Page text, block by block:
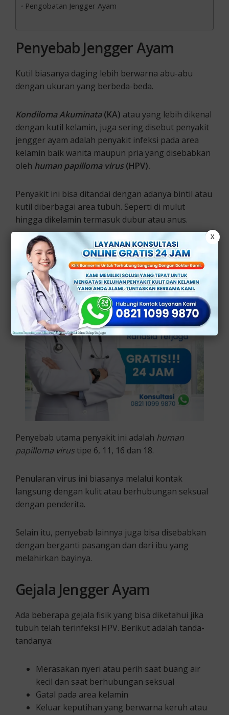
Pengobatan Jengger Ayam
Penyebab Jengger Ayam
Kutil biasanya daging lebih berwarna abu-abu
dengan ukuran yang berbeda-beda.
Kondiloma Akuminata(KA) atau yang lebih dikenal
dengan kutil kelamin, juga sering disebut penyakit
jengger ayam adalah penyakit infeksi pada area
kelamin baik wanita maupun pria yang disebabkan
oleh human papilloma virus(HPV).
Penyakit ini bisa ditandai dengan adanya bintil atau
kutil diberbagai area tubuh. Seperti di mulut
hingga dikelamin termasuk dubur atau anus.
Penyebab utama penyakit ini adalah human
papilloma virus tipe 6, 11, 16 dan 18.
Penularan virus ini biasanya melalui kontak
langsung dengan kulit atau berhubungan seksual
dengan penderita.
Selain itu, penyebab lainnya juga bisa disebabkan
dengan berganti pasangan dan dari ibu yang
melahirkan bayinya.
Gejala Jengger Ayam
Ada beberapa gejala fisik yang bisa diketahui jika
tubuh telah terinfeksi HPV. Berikut adalah tanda-
tandanya:
Merasakan nyeri atau perih saat buang air
kecil dan saat berhubungan seksual
Gatal pada area kelamin
Keluar keputihan yang berwarna keruh atau
X